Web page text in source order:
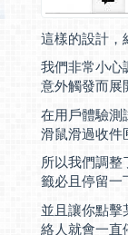
這樣的設計，
我們非常小心
意外觸發而展
在用戶體驗測
滑鼠滑過收件
所以我們調
籤必且停留一
並且讓你點
絡人就會一直